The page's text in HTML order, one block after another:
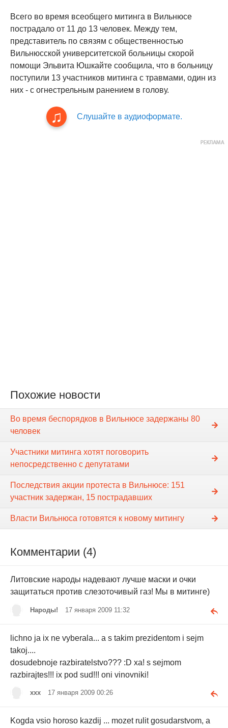
Всего во время всеобщего митинга в Вильнюсе
пострадало от 11 до 13 человек. Между тем,
представитель по связям с общественностью
Вильнюсской университетской больницы скорой
помощи Эльвита Юшкайте сообщила, что в больницу
поступили 13 участников митинга с травмами, один из
них - с огнестрельным ранением в голову.
Слушайте в аудиоформате.
Похожие новости
Во время беспорядков в Вильнюсе задержаны 80
человек
Участники митинга хотят поговорить
непосредственно с депутатами
Последствия акции протеста в Вильнюсе: 151
участник задержан, 15 пострадавших
Власти Вильнюса готовятся к новому митингу
Комментарии (4)
Литовские народы надевают лучше маски и очки
защитаться против слезоточивый газ! Мы в митинге)
Народы! 17 января 2009 11:32
lichno ja ix ne vyberala... a s takim prezidentom i sejm
takoj....
dosudebnoje razbiratelstvo??? :D xa! s sejmom
razbirajtes!!! ix pod sud!!! oni vinovniki!
xxx 17 января 2009 00:26
Kogda vsio horoso kazdij ... mozet rulit gosudarstvom, a